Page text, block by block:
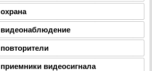
охрана
видеонаблюдение
повторители
приемники видеосигнала